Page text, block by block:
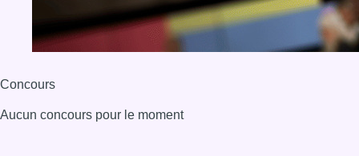
Concours
Aucun concours pour le moment